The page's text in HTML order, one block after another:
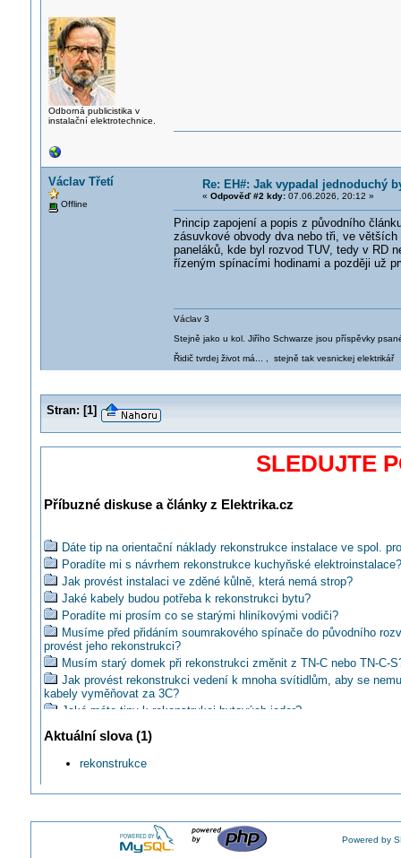
Odborná publicistika v
instalační elektrotechnice.
Václav Třetí
Offline
Re: EH#: Jak vypadal jednoduchý
« Odpověď #2 kdy:07.06.2026, 20:12 »
Princip zapojení a popis z původního
zásuvkové obvody dva nebo tři, ve
paneláků, kde byl rozvod TUV, tedy v RD
řízeným spínacími hodinami a později už
Václav 3
Stejně jako u kol. Jiřího Schwarze jsou příspěvky
Řidič tvrdej život má... , stejně tak vesnickej elektrikář
Stran: [1]
SLEDUJTE
Příbuzné diskuse a články z Elektrika.cz
Dáte tip na orientační náklady rekonstrukce instalace ve spol.
Poradíte mi s návrhem rekonstrukce kuchyňské elektroinstalace?
Jak provést instalaci ve zděné kůlně, která nemá strop?
Jaké kabely budou potřeba k rekonstrukci bytu?
Poradíte mi prosím co se starými hliníkovými vodiči?
Musíme před přidáním soumrakového spínače do původního
provést jeho rekonstrukci?
Musím starý domek při rekonstrukci změnit z TN-C nebo TN-C-
Jak provést rekonstrukci vedení k mnoha svítidlům, aby se
kabely vyměňovat za 3C?
Jaké máte tipy k rekonstrukci bytových jader?
Jak nejlepe zrekonstruovat starou instalaci v dome?
Jak zrekonstruovat elektroinstalaci koupelny?
Jak se prakticky řeší vytrhání výstupních vodiču pro zásuvky v
Poradíte mi s plánem rekonstrukce instalace v paneláku?
Jak provést jednoduše rekonstrukci v montovaném OKÁLU?
Jak nahradit dosavadní dřevěný rozvaděč RD bez generální
Aktuální slova (1)
rekonstrukce
Powered by